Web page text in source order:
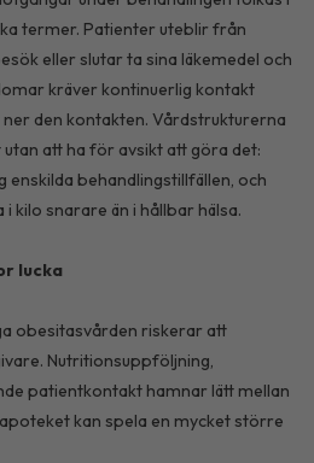
termer. Patienter uteblir från
eller slutar ta sina läkemedel och
kräver kontinuerlig kontakt
den kontakten. Vårdstrukturerna
att ha för avsikt att göra det:
behandlingstillfällen, och
snarare än i hållbar hälsa.
lucka
obesitasvården riskerar att
Nutritionsuppföljning,
patientkontakt hamnar lätt mellan
kan spela en mycket större